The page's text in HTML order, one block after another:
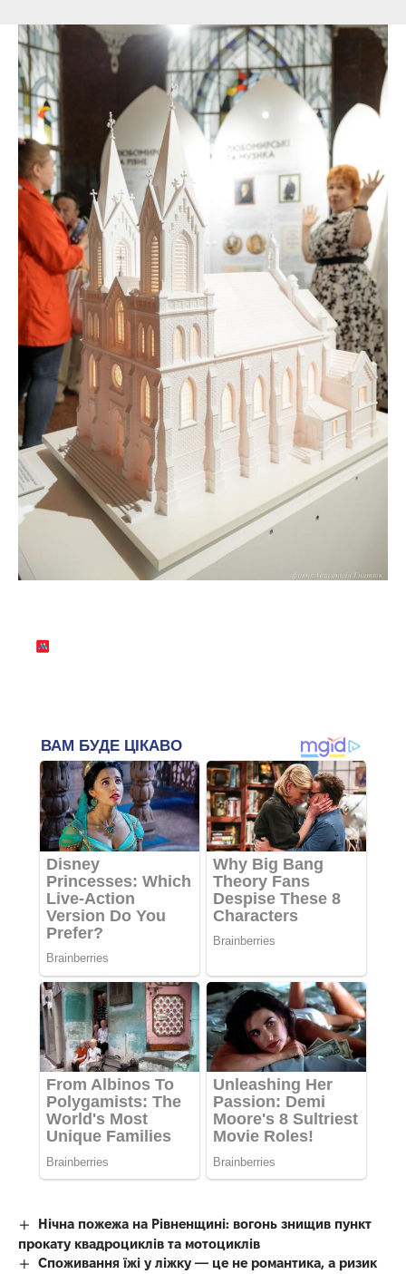
Нічна пожежа на Рівненщині: вогонь знищив пункт
прокату квадроциклів та мотоциклів
Споживання їжі у ліжку — це не романтика, а ризик